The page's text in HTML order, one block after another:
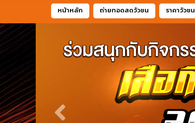
หน้าหลัก ถ่ายทอดสดวัวชน ราคาวัวชน